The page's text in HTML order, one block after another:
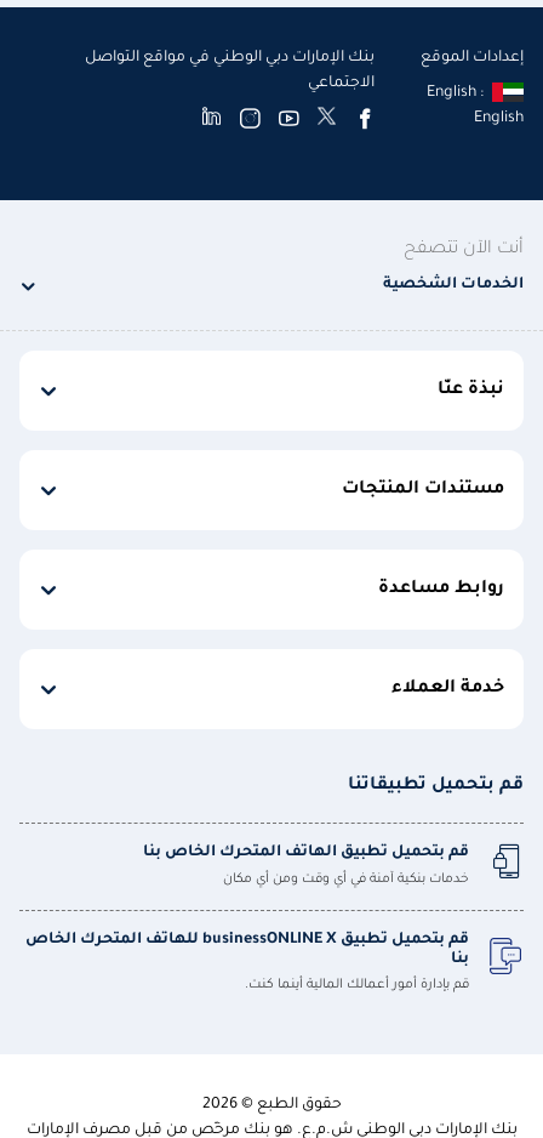
إعدادات الموقع
English :
English
بنك الإمارات دبي الوطني في مواقع التواصل
الاجتماعي
أنت الآن تتصفح
الخدمات الشخصية
نبذة عنّا
مستندات المنتجات
روابط مساعدة
خدمة العملاء
قم بتحميل تطبيقاتنا
قم بتحميل تطبيق الهاتف المتحرك الخاص بنا
خدمات بنكية آمنة في أي وقت ومن أي مكان
قم بتحميل تطبيق businessONLINE X للهاتف المتحرك الخاص
بنا
قم بإدارة أمور أعمالك المالية أينما كنت.
حقوق الطبع © 2026
بنك الإمارات دبي الوطني ش.م.ع. هو بنك مرخّص من قبل مصرف الإمارات